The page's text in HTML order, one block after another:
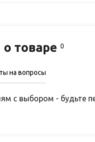
товаре 0
на вопросы
с выбором - будьте